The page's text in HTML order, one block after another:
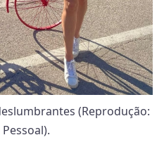
(Reprodução: